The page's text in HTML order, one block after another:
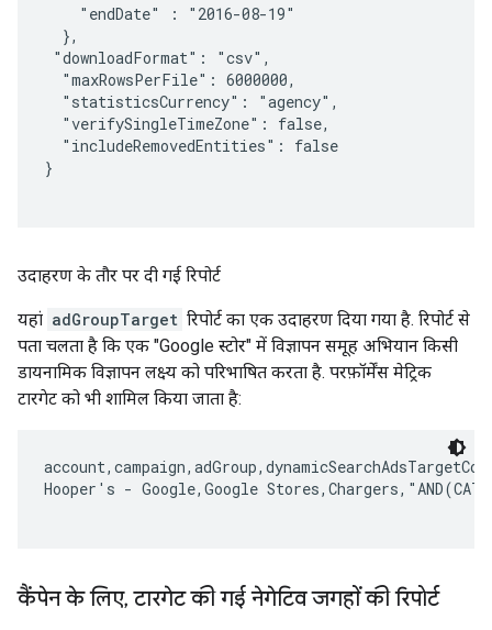
    "endDate" : "2016-08-19"
  },
"downloadFormat": "csv",
  "maxRowsPerFile": 6000000,
  "statisticsCurrency": "agency",
  "verifySingleTimeZone": false,
  "includeRemovedEntities": false
}
उदाहरण के तौर पर दी गई रिपोर्ट
यहां adGroupTarget रिपोर्ट का एक उदाहरण दिया गया है. रिपोर्ट से
पता चलता है कि एक "Google स्टोर" में विज्ञापन समूह अभियान किसी
डायनामिक विज्ञापन लक्ष्य को परिभाषित करता है. परफ़ॉर्मेंस मेट्रिक
टारगेट को भी शामिल किया जाता है:
Hooper's - Google,Google
कैंपेन के लिए, टारगेट की गई नेगेटिव जगहों की रिपोर्ट